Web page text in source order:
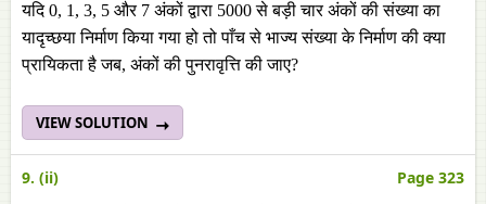
यदि 0, 1, 3, 5 और 7 अंकों द्वारा 5000 से बड़ी चार अंकों की संख्या का
यादृच्छया निर्माण किया गया हो तो पाँच से भाज्य संख्या के निर्माण की क्या
प्रायिकता है जब, अंकों की पुनरावृत्ति की जाए?
VIEW SOLUTION
9. (ii) Page 323